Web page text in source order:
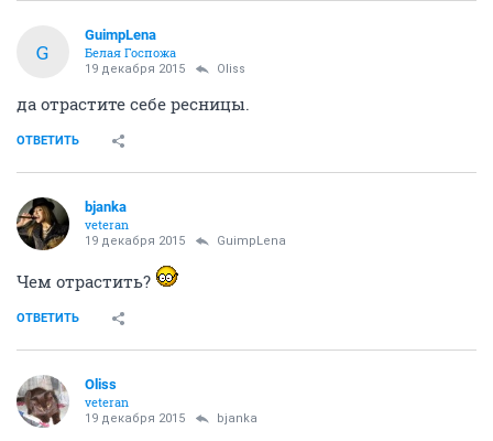
G
GuimpLena
Белая Госпожа
19 декабря 2015 Oliss
да отрастите себе ресницы.
ОТВЕТИТЬ
bjanka
veteran
19 декабря 2015 GuimpLena
Чем отрастить?
ОТВЕТИТЬ
Oliss
veteran
19 декабря 2015 bjanka